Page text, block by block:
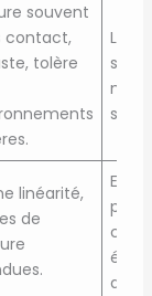
souvent
contact,
tolère
sur
linéarité,
de
plus